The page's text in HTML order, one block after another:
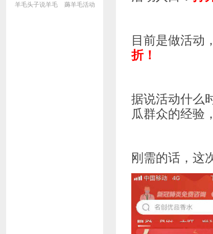
羊毛头子说羊毛 薅羊毛活动
目前是做活动
折！
据说活动什么
瓜群众的经验
刚需的话，这